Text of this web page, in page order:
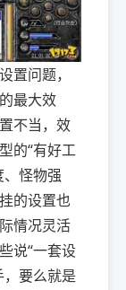
置问题，
最大效
不当，效
的“有好工
怪物强
的设置也
情况灵活
说“一套设
，要么就是